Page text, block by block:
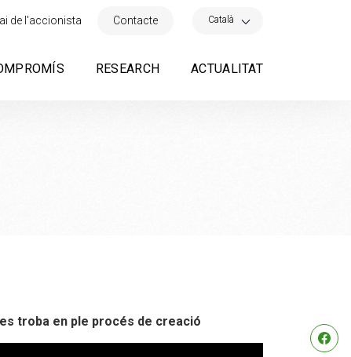
de l'accionista Contacte Català
RESEARCH ACTUALITAT
troba en ple procés de creació